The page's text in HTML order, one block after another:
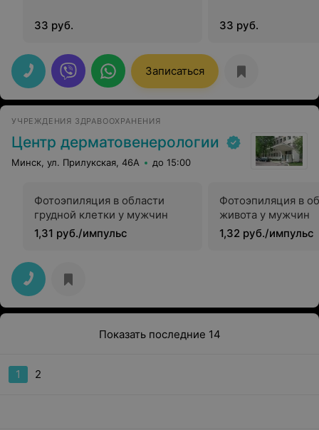
33 руб. 33 руб.
Записаться
УЧРЕЖДЕНИЯ ЗДРАВООХРАНЕНИЯ
Центр дерматовенерологии
Минск, ул. Прилукская, 46А до 15:00
Фотоэпиляция в области
грудной клетки у мужчин
1,31 руб./импульс
Фотоэпиляция в
живота у мужчин
1,32 руб./импульс
Показать последние 14
1 2